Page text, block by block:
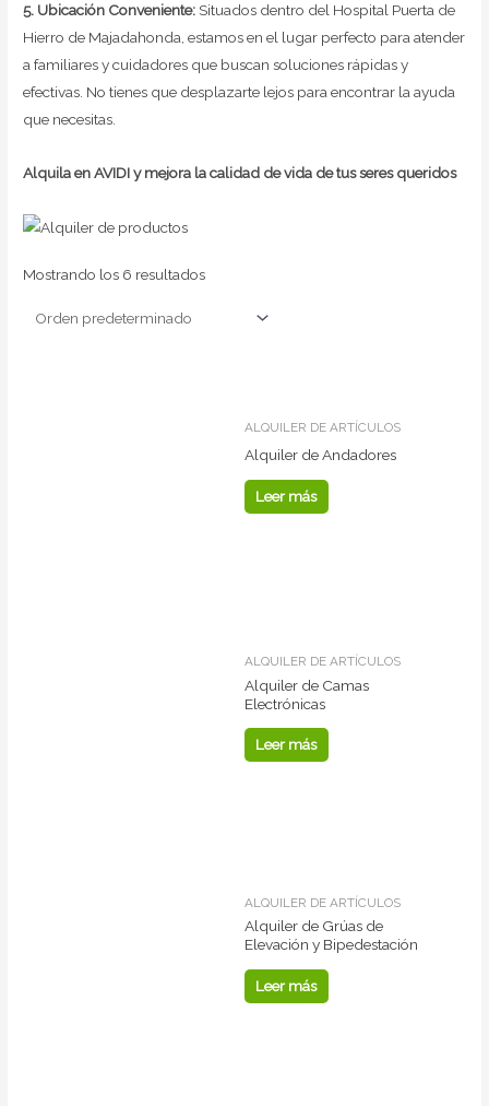
5. Ubicación Conveniente: Situados dentro del Hospital Puerta de
Hierro de Majadahonda, estamos en el lugar perfecto para atender
a familiares y cuidadores que buscan soluciones rápidas y
efectivas. No tienes que desplazarte lejos para encontrar la ayuda
que necesitas.
Alquila en AVIDI y mejora la calidad de vida de tus seres queridos
Mostrando los 6 resultados
ALQUILER DE ARTÍCULOS
Alquiler de Andadores
Leer más
ALQUILER DE ARTÍCULOS
Alquiler de Camas
Electrónicas
Leer más
ALQUILER DE ARTÍCULOS
Alquiler de Grúas de
Elevación y Bipedestación
Leer más